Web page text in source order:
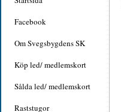
Facebook
Om Svegsbygdens SK
Köp led/ medlemskort
Sålda led/ medlemskort
Raststugor